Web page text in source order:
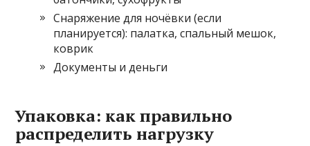
Снаряжение для ночёвки (если
планируется): палатка, спальный мешок,
коврик
Документы и деньги
Упаковка: как правильно
распределить нагрузку